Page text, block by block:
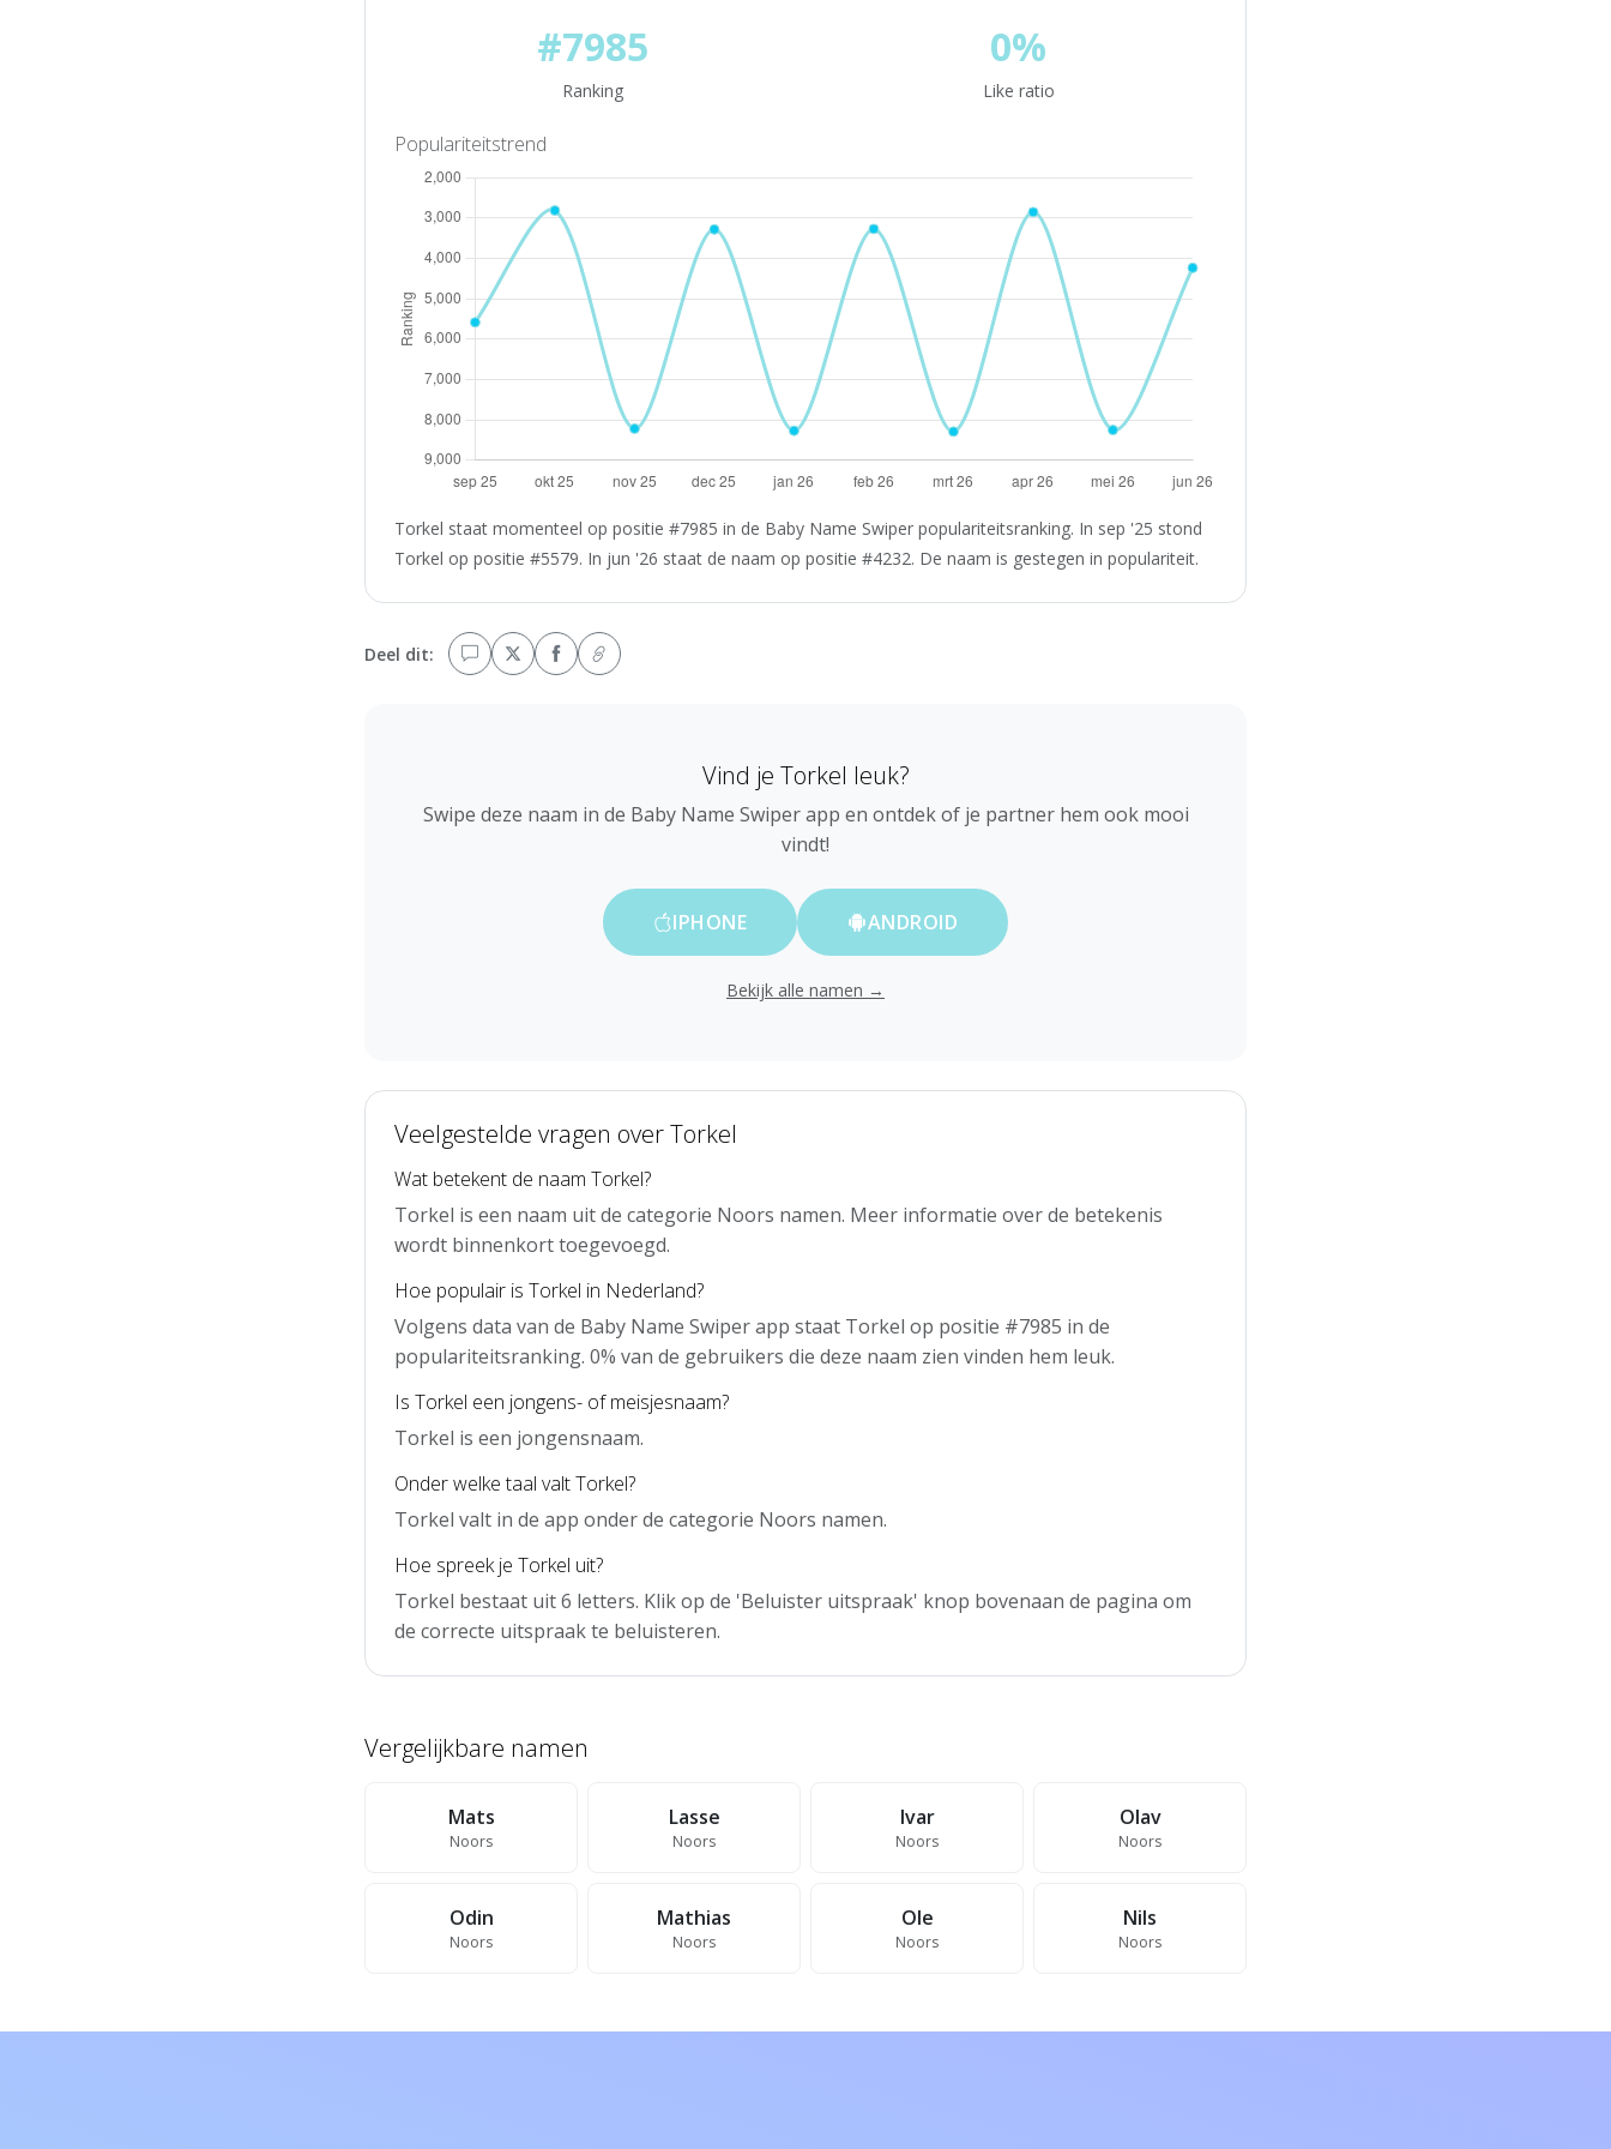
#7985
Ranking
0%
Like ratio
Populariteitstrend
Torkel staat momenteel op positie #7985 in de Baby Name Swiper populariteitsranking. In sep '25 stond
Torkel op positie #5579. In jun '26 staat de naam op positie #4232. De naam is gestegen in populariteit.
Deel dit:
Vind je Torkel leuk?
Swipe deze naam in de Baby Name Swiper app en ontdek of je partner hem ook mooi
vindt!
IPHONE ANDROID
Bekijk alle namen →
Veelgestelde vragen over Torkel
Wat betekent de naam Torkel?
Torkel is een naam uit de categorie Noors namen. Meer informatie over de betekenis
wordt binnenkort toegevoegd.
Hoe populair is Torkel in Nederland?
Volgens data van de Baby Name Swiper app staat Torkel op positie #7985 in de
populariteitsranking. 0% van de gebruikers die deze naam zien vinden hem leuk.
Is Torkel een jongens- of meisjesnaam?
Torkel is een jongensnaam.
Onder welke taal valt Torkel?
Torkel valt in de app onder de categorie Noors namen.
Hoe spreek je Torkel uit?
Torkel bestaat uit 6 letters. Klik op de 'Beluister uitspraak' knop bovenaan de pagina om
de correcte uitspraak te beluisteren.
Vergelijkbare namen
Mats
Noors
Lasse
Noors
Ivar
Noors
Olav
Noors
Odin
Noors
Mathias
Noors
Ole
Noors
Nils
Noors